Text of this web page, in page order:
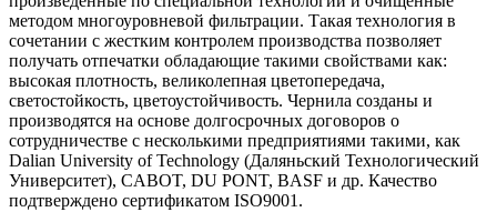
методом многоуровневой фильтрации. Такая технология в
сочетании с жестким контролем производства позволяет
получать отпечатки обладающие такими свойствами как:
высокая плотность, великолепная цветопередача,
светостойкость, цветоустойчивость. Чернила созданы и
производятся на основе долгосрочных договоров о
сотрудничестве с несколькими предприятиями такими, как
Dalian University of Technology (Даляньский Технологический
Университет), CABOT, DU PONT, BASF и др. Качество
подтверждено сертификатом ISO9001.